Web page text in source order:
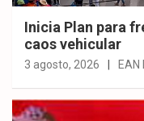
Inicia Plan para
caos vehicular
3 agosto, 2026 EAN